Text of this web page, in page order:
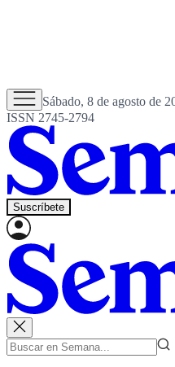
Sábado, 8 de agosto de
ISSN 2745-2794
Suscríbete